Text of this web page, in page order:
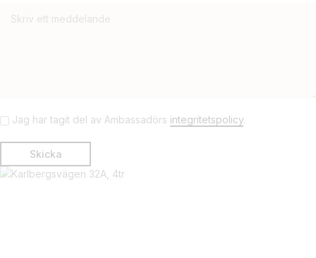
Jag har tagit del av Ambassadörs integritetspolicy.